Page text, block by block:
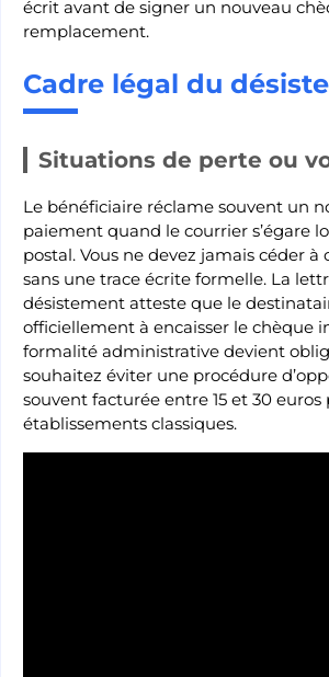
écrit avant de signer un nouveau
remplacement.
Cadre légal du
Situations de perte ou
Le bénéficiaire réclame souvent un
paiement quand le courrier s’égare
postal. Vous ne devez jamais céder
sans une trace écrite formelle. La
désistement atteste que le
officiellement à encaisser le chèque
formalité administrative devient
souhaitez éviter une procédure
souvent facturée entre 15 et 30 euros
établissements classiques.